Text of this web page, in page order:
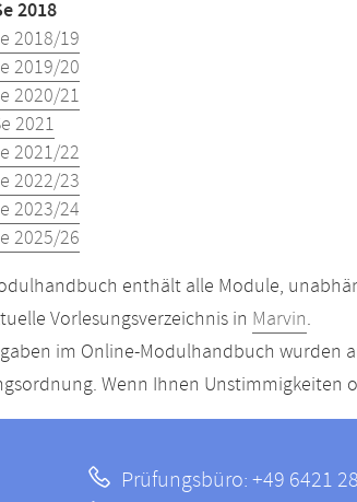
2018
2018/19
2019/20
2020/21
2021
2021/22
2022/23
2023/24
2025/26
enthält alle Module,
Vorlesungsverzeichnis in Marvin.
im Online-Modulhandbuch wurden
Wenn Ihnen Unstimmigkeiten
Prüfungsbüro: +49 6421